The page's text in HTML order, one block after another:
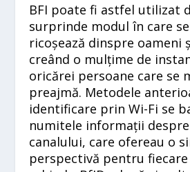
BFI poate fi astfel utilizat
surprinde modul în care
ricoșează dinspre oameni
creând o mulțime de
oricărei persoane care se
preajmă. Metodele
identificare prin Wi-Fi se
numitele informații
canalului, care ofereau o
perspectivă pentru